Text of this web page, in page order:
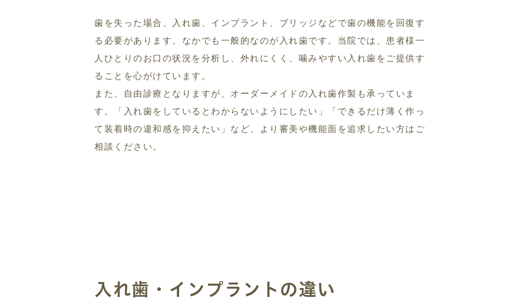
歯を失った場合、入れ歯、インプラント、ブリッジなどで歯の機能を回復す
る必要があります。なかでも一般的なのが入れ歯です。当院では、患者様一
人ひとりのお口の状況を分析し、外れにくく、噛みやすい入れ歯をご提供す
ることを心がけています。
また、自由診療となりますが、オーダーメイドの入れ歯作製も承っていま
す。「入れ歯をしているとわからないようにしたい」「できるだけ薄く作っ
て装着時の違和感を抑えたい」など、より審美や機能面を追求したい方はご
相談ください。
入れ歯・インプラントの違い